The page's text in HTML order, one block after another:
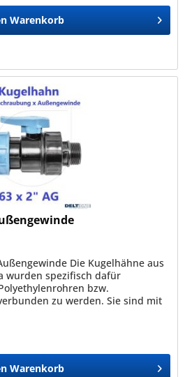
Warenkorb
Die Kugelhähne aus
wurden spezifisch dafür
bzw.
zu werden. Sie sind mit
Warenkorb